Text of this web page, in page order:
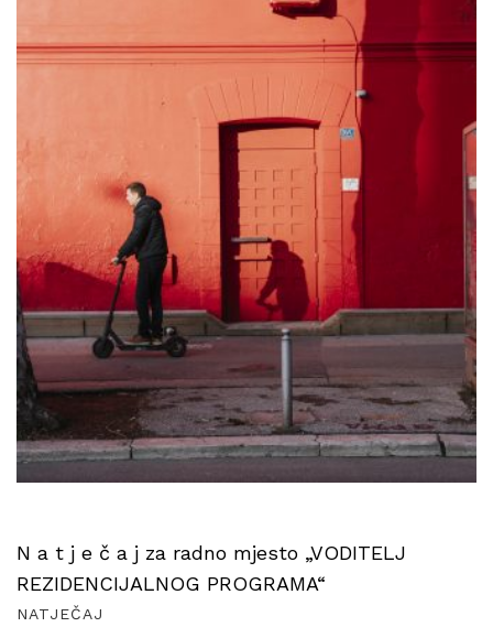
N a t j e č a j za radno mjesto „VODITELJ
REZIDENCIJALNOG PROGRAMA“
NATJEČAJ